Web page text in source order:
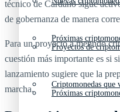
Próximas
Criptomonedas que
Proyectos de
Próximas
técnico de Cardano sigue
de gobernanza de manera
Para un proyecto a menudo
cuestión más importante es si
lanzamiento sugiere que la
marcha.